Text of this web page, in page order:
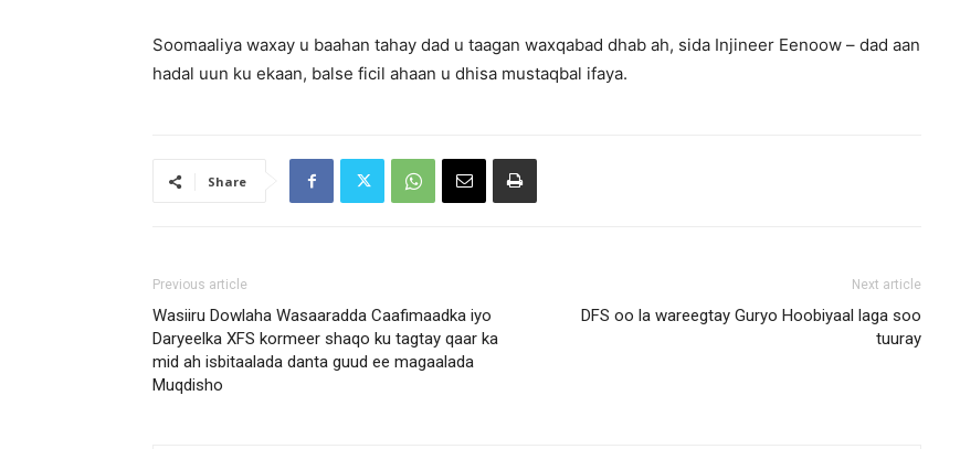
Soomaaliya waxay u baahan tahay dad u taagan waxqabad dhab ah, sida Injineer Eenoow – dad aan
hadal uun ku ekaan, balse ficil ahaan u dhisa mustaqbal ifaya.
Share
Previous article
Wasiiru Dowlaha Wasaaradda Caafimaadka iyo
Daryeelka XFS kormeer shaqo ku tagtay qaar ka
mid ah isbitaalada danta guud ee magaalada
Muqdisho
Next article
DFS oo la wareegtay Guryo Hoobiyaal laga soo
tuuray